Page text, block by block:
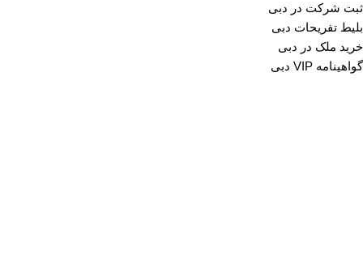
ثبت شرکت در دبی
بلیط تفریحات دبی
خرید ملک در دبی
گواهینامه VIP دبی